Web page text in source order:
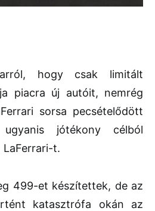
hogy csak limitált
piacra új autóit, nemrég
sorsa pecsételődött
jótékony célból
LaFerrari-t.
499-et készítettek, de az
katasztrófa okán az